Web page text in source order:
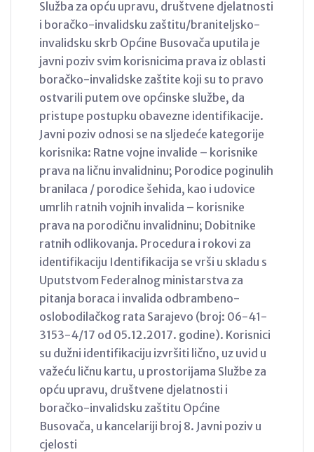
Služba za opću upravu, društvene djelatnosti
i boračko-invalidsku zaštitu/braniteljsko-
invalidsku skrb Općine Busovača uputila je
javni poziv svim korisnicima prava iz oblasti
boračko-invalidske zaštite koji su to pravo
ostvarili putem ove općinske službe, da
pristupe postupku obavezne identifikacije.
Javni poziv odnosi se na sljedeće kategorije
korisnika: Ratne vojne invalide – korisnike
prava na ličnu invalidninu; Porodice poginulih
branilaca / porodice šehida, kao i udovice
umrlih ratnih vojnih invalida – korisnike
prava na porodičnu invalidninu; Dobitnike
ratnih odlikovanja. Procedura i rokovi za
identifikaciju Identifikacija se vrši u skladu s
Uputstvom Federalnog ministarstva za
pitanja boraca i invalida odbrambeno-
oslobodilačkog rata Sarajevo (broj: 06-41-
3153-4/17 od 05.12.2017. godine). Korisnici
su dužni identifikaciju izvršiti lično, uz uvid u
važeću ličnu kartu, u prostorijama Službe za
opću upravu, društvene djelatnosti i
boračko-invalidsku zaštitu Općine
Busovača, u kancelariji broj 8. Javni poziv u
cjelosti